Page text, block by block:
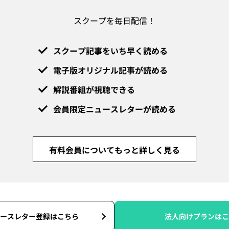
スクープを毎日配信！
スクープ記事をいち早く読める
電子版オリジナル記事が読める
解説番組が視聴できる
会員限定ニュースレターが読める
有料会員についてもっと詳しく見る
スレター登録はこちら 法人向けプランは